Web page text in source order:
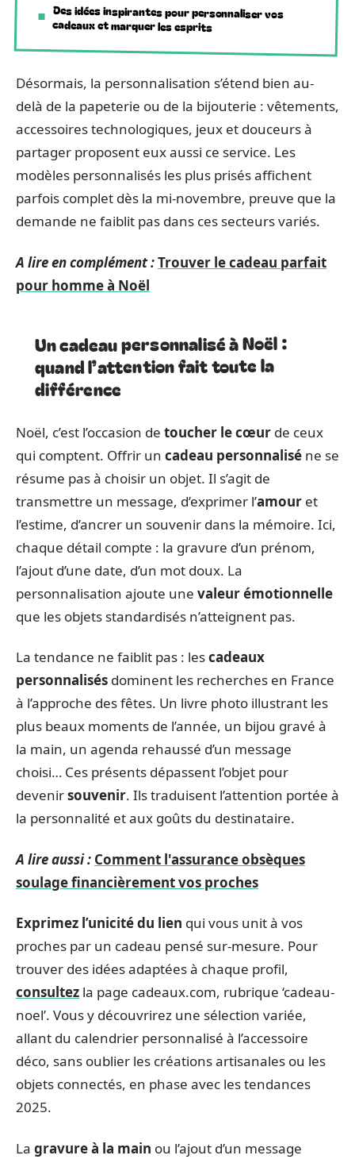
Des idées inspirantes pour personnaliser vos
cadeaux et marquer les esprits
Désormais, la personnalisation s’étend bien au-
delà de la papeterie ou de la bijouterie : vêtements,
accessoires technologiques, jeux et douceurs à
partager proposent eux aussi ce service. Les
modèles personnalisés les plus prisés affichent
parfois complet dès la mi-novembre, preuve que la
demande ne faiblit pas dans ces secteurs variés.
A lire en complément :Trouver le cadeau parfait
pour homme à Noël
Un cadeau personnalisé à Noël :
quand l’attention fait toute la
différence
Noël, c’est l’occasion de toucher le cœur de ceux
qui comptent. Offrir un cadeau personnalisé ne se
résume pas à choisir un objet. Il s’agit de
transmettre un message, d’exprimer l’amour et
l’estime, d’ancrer un souvenir dans la mémoire. Ici,
chaque détail compte : la gravure d’un prénom,
l’ajout d’une date, d’un mot doux. La
personnalisation ajoute une valeur émotionnelle
que les objets standardisés n’atteignent pas.
La tendance ne faiblit pas : lescadeaux
personnalisés dominent les recherches en France
à l’approche des fêtes. Un livre photo illustrant les
plus beaux moments de l’année, un bijou gravé à
la main, un agenda rehaussé d’un message
choisi… Ces présents dépassent l’objet pour
devenirsouvenir. Ils traduisent l’attention portée à
la personnalité et aux goûts du destinataire.
A lire aussi : Comment l'assurance obsèques
soulage financièrement vos proches
Exprimez l’unicité du lien qui vous unit à vos
proches par un cadeau pensé sur-mesure. Pour
trouver des idées adaptées à chaque profil,
consultez la page cadeaux.com, rubrique ‘cadeau-
noel’. Vous y découvrirez une sélection variée,
allant du calendrier personnalisé à l’accessoire
déco, sans oublier les créations artisanales ou les
objets connectés, en phase avec les tendances
2025.
La gravure à la main ou l’ajout d’un message